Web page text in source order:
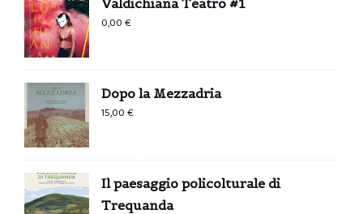
0,00€
Dopo la Mezzadria
15,00€
Il paesaggio policolturale di
Trequanda